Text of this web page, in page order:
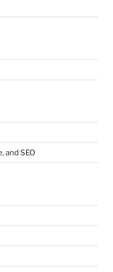
and SEO